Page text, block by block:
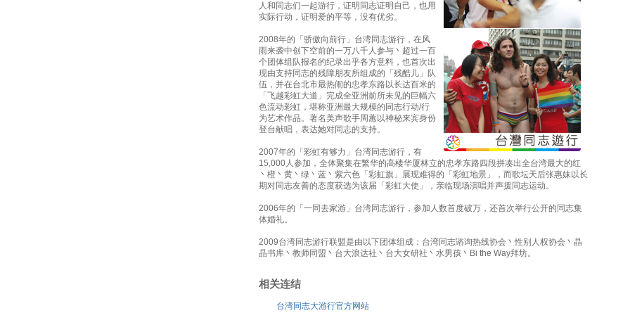
人和同志们一起游行，证明同志证明自己，也用
实际行动，证明爱的平等，没有优劣。
2008年的「骄傲向前行」台湾同志游行，在风
雨来袭中创下空前的一万八千人参与丶超过一百
个团体组队报名的纪录出乎各方意料，也首次出
现由支持同志的残障朋友所组成的「残酷儿」队
伍，并在台北市最热闹的忠孝东路以长达百米的
「飞越彩虹大道」完成全亚洲前所未见的巨幅六
色流动彩虹，堪称亚洲最大规模的同志行动/行
为艺术作品。著名美声歌手周蕙以神秘来宾身份
登台献唱，表达她对同志的支持。
2007年的「彩虹有够力」台湾同志游行，有
15,000人参加，全体聚集在繁华的高楼华厦林立的忠孝东路四段拼凑出全台湾最大的红
丶橙丶黄丶绿丶蓝丶紫六色「彩虹旗」展现难得的「彩虹地景」，而歌坛天后张惠妹以长
期对同志友善的态度获选为该届「彩虹大使」，亲临现场演唱并声援同志运动。
2006年的「一同去家游」台湾同志游行，参加人数首度破万，还首次举行公开的同志集
体婚礼。
2009台湾同志游行联盟是由以下团体组成：台湾同志谘询热线协会丶性别人权协会丶晶
晶书库丶教师同盟丶台大浪达社丶台大女研社丶水男孩丶Bi the Way拜坊。
相关连结
台湾同志大游行官方网站